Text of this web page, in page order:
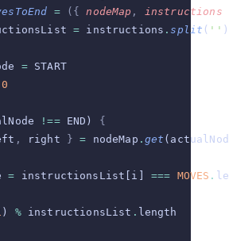
= ({ nodeMap , instructions
= instructions .split ( '' )
= START
0
!== END) {
, right } = nodeMap . get
= instructionsList[i] === MOVES .
) % instructionsList . length